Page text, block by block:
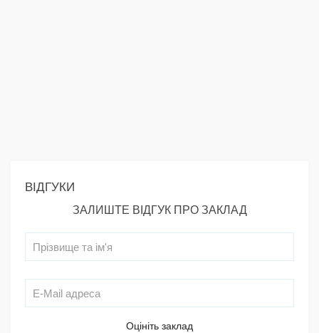
ВІДГУКИ
ЗАЛИШТЕ ВІДГУК ПРО ЗАКЛАД
Оцініть заклад